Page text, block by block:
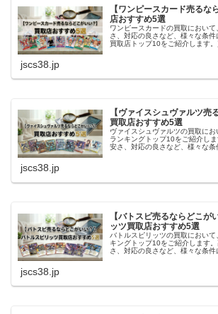
【ワンピースカード売るな
店おすすめ5選
ワンピースカードの買取におい
さ、対応の良さなど、様々な条
買取店トップ10をご紹介します。
jscs38.jp
【ヴァイスシュヴァルツ売
買取店おすすめ5選
ヴァイスシュヴァルツの買取に
ランキングトップ10をご紹介し
安さ、対応の良さなど、様々な
jscs38.jp
【バトスピ売るならどこが
ッツ買取店おすすめ5選
バトルスピリッツの買取におい
キングトップ10をご紹介します
さ、対応の良さなど、様々な条件
jscs38.jp